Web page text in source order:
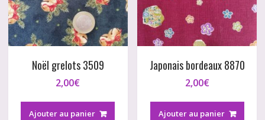
Noël grelots 3509
2,00€
Ajouter au panier
Japonais bordeaux 8870
2,00€
Ajouter au panier